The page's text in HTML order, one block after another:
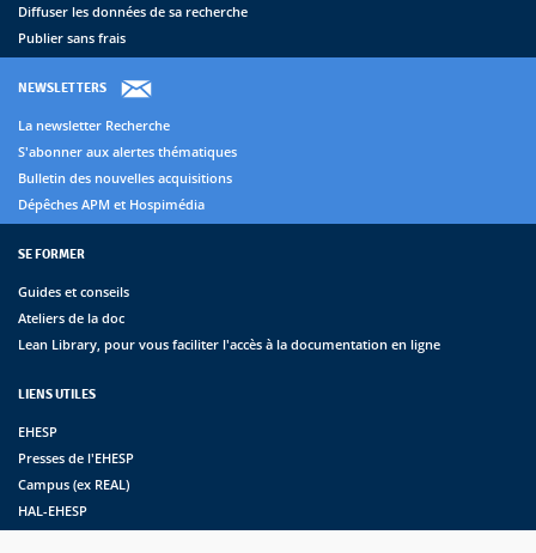
Diffuser les données de sa recherche
Publier sans frais
NEWSLETTERS
La newsletter Recherche
S'abonner aux alertes thématiques
Bulletin des nouvelles acquisitions
Dépêches APM et Hospimédia
SE FORMER
Guides et conseils
Ateliers de la doc
Lean Library, pour vous faciliter l'accès à la documentation en ligne
LIENS UTILES
EHESP
Presses de l'EHESP
Campus (ex REAL)
HAL-EHESP